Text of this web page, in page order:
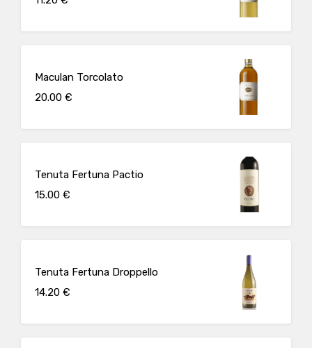
Maculan Torcolato
20.00 €
Tenuta Fertuna Pactio
15.00 €
Tenuta Fertuna Droppello
14.20 €